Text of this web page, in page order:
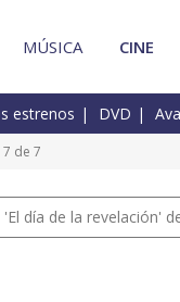
MÚSICA CINE
estrenos DVD
de 7
día de la revelación'